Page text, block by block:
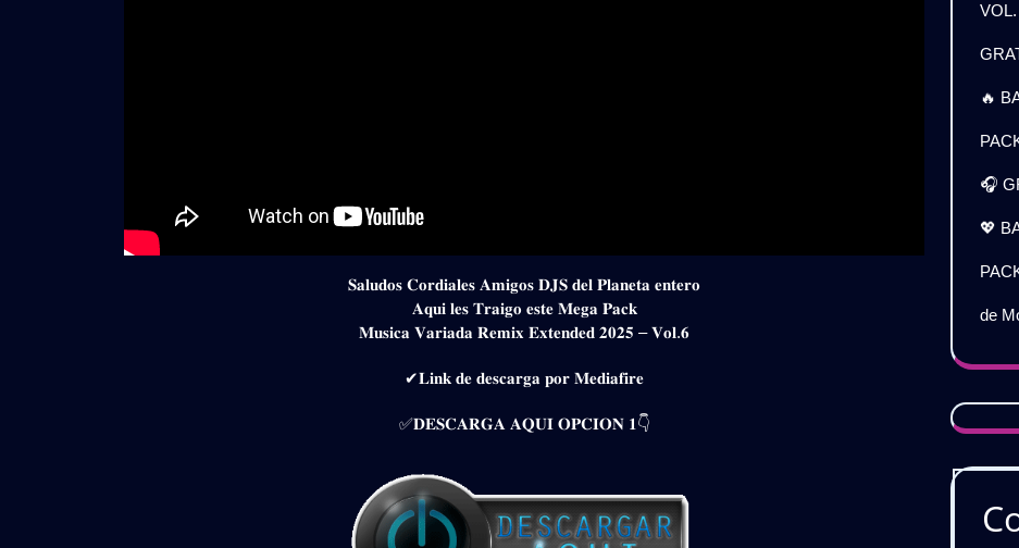
𝐒𝐚𝐥𝐮𝐝𝐨𝐬 𝐂𝐨𝐫𝐝𝐢𝐚𝐥𝐞𝐬 𝐀𝐦𝐢𝐠𝐨𝐬 𝐃𝐉𝐒 𝐝𝐞𝐥 𝐏𝐥𝐚𝐧𝐞𝐭𝐚 𝐞𝐧𝐭𝐞𝐫𝐨
𝐀𝐪𝐮𝐢 𝐥𝐞𝐬 𝐓𝐫𝐚𝐢𝐠𝐨 𝐞𝐬𝐭𝐞 𝐌𝐞𝐠𝐚 𝐏𝐚𝐜𝐤
𝐌𝐮𝐬𝐢𝐜𝐚 𝐕𝐚𝐫𝐢𝐚𝐝𝐚 𝐑𝐞𝐦𝐢𝐱 𝐄𝐱𝐭𝐞𝐧𝐝𝐞𝐝 𝟐𝟎𝟐𝟓 – 𝐕𝐨𝐥.𝟔
✔𝐋𝐢𝐧𝐤 𝐝𝐞 𝐝𝐞𝐬𝐜𝐚𝐫𝐠𝐚 𝐩𝐨𝐫 𝐌𝐞𝐝𝐢𝐚𝐟𝐢𝐫𝐞
✅𝐃𝐄𝐒𝐂𝐀𝐑𝐆𝐀 𝐀𝐐𝐔𝐈 𝐎𝐏𝐂𝐈𝐎𝐍 𝟏👇
🔥
🎧
💖
de